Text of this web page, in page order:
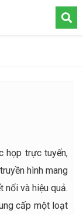
họp trực tuyến,
hình mang
nối và hiệu quả.
cấp một loạt